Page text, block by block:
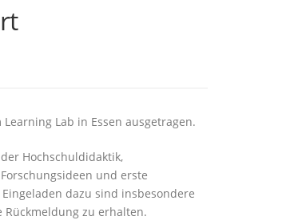
Lab in Essen ausgetragen.
Hochschuldidaktik,
und erste
dazu sind insbesondere
zu erhalten.